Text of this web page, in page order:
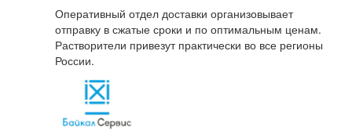
Оперативный отдел доставки организовывает
отправку в сжатые сроки и по оптимальным ценам.
Растворители привезут практически во все регионы
России.